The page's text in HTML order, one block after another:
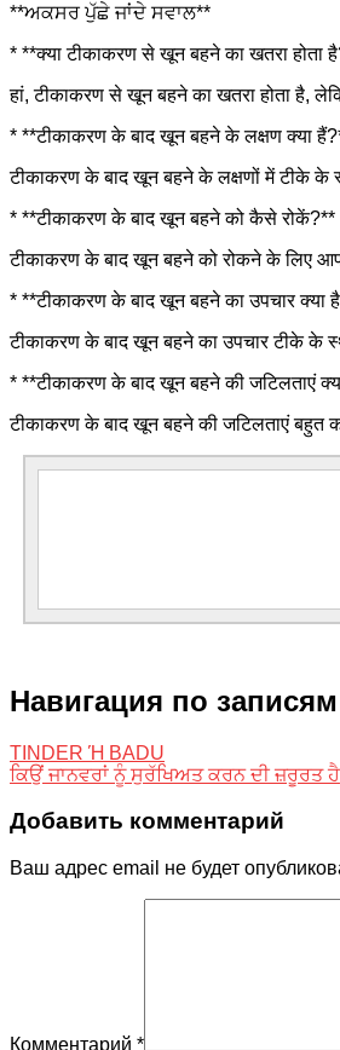
**ਅਕਸਰ ਪੁੱਛੇ ਜਾਂਦੇ ਸਵਾਲ**
* **क्या टीकाकरण से खून बहने का खतरा होता
हां, टीकाकरण से खून बहने का खतरा होता है,
* **टीकाकरण के बाद खून बहने के लक्षण क्या
टीकाकरण के बाद खून बहने के लक्षणों में टीके के
* **टीकाकरण के बाद खून बहने को कैसे रोकें?**
टीकाकरण के बाद खून बहने को रोकने के लिए
* **टीकाकरण के बाद खून बहने का उपचार क्या
टीकाकरण के बाद खून बहने का उपचार टीके के
* **टीकाकरण के बाद खून बहने की जटिलताएं
टीकाकरण के बाद खून बहने की जटिलताएं बहुत
Навигация по записям
TINDER Ή BADU
ਕਿਉਂ ਜਾਨਵਰਾਂ ਨੂੰ ਸੁਰੱਖਿਅਤ ਕਰਨ ਦੀ ਜ਼ਰੂਰਤ ਹੈ
Добавить комментарий
Ваш адрес email не будет
Комментарий *